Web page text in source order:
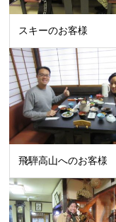
スキーのお客様
飛騨高山へのお客様